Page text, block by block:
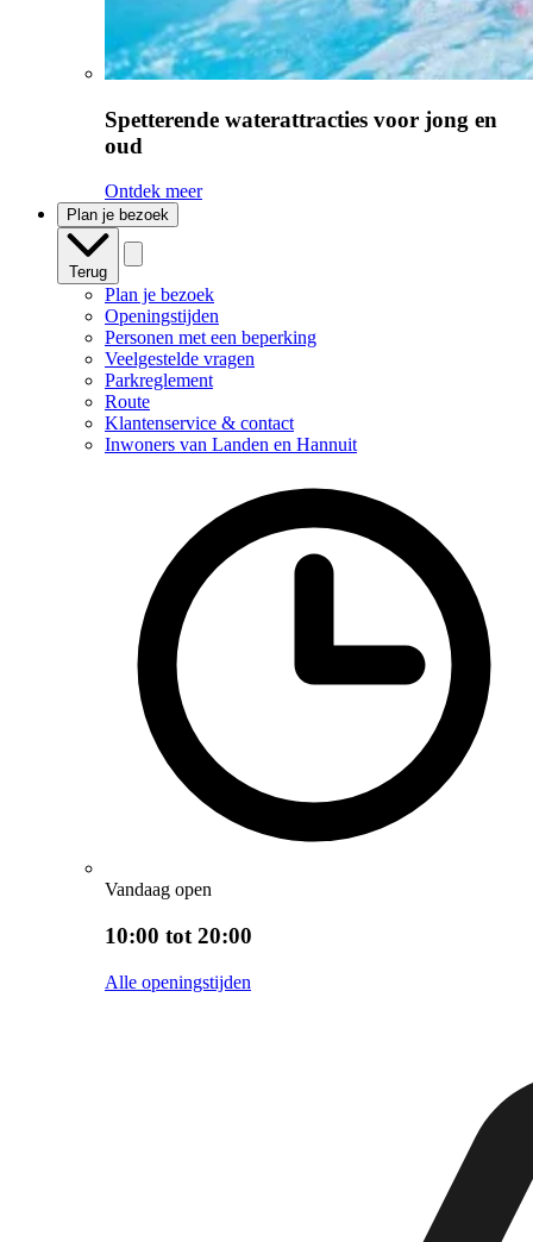
Spetterende waterattracties voor jong en
oud
Ontdek meer
Plan je bezoek
Terug
Plan je bezoek
Openingstijden
Personen met een beperking
Veelgestelde vragen
Parkreglement
Route
Klantenservice & contact
Inwoners van Landen en Hannuit
Vandaag open
10:00 tot 20:00
Alle openingstijden